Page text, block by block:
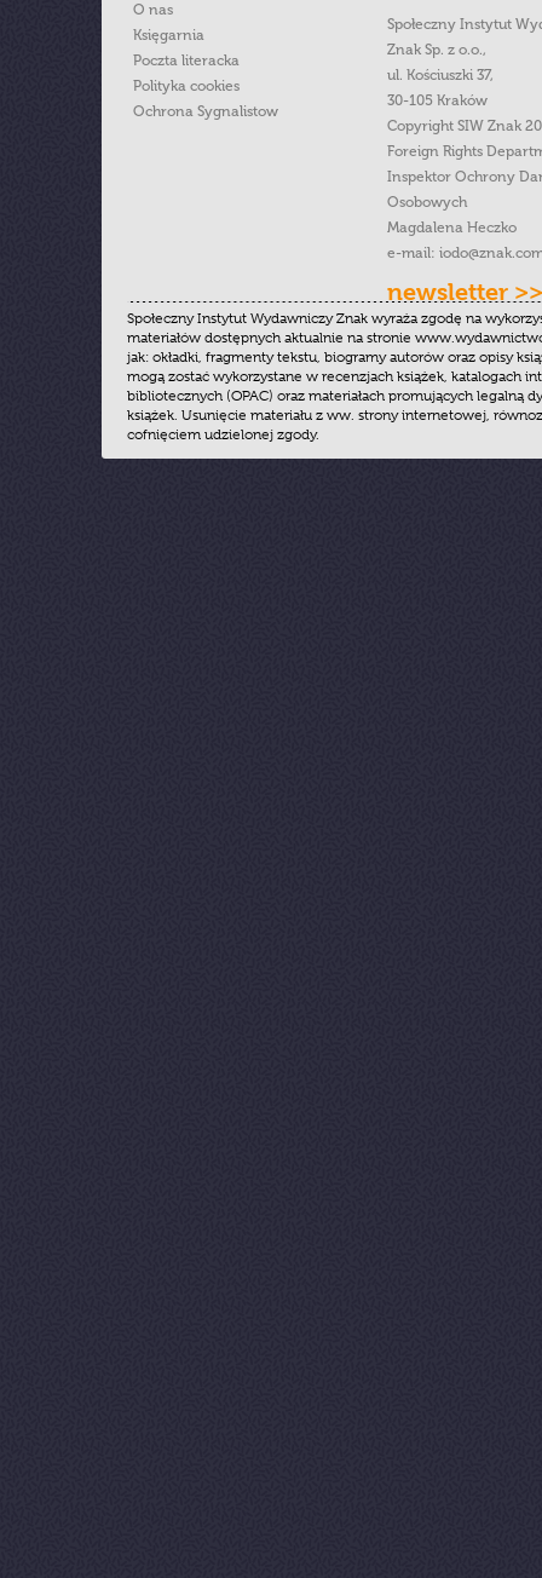
O nas
Księgarnia
Poczta literacka
Polityka cookies
Ochrona Sygnalistow
Społeczny Instytut
Znak Sp. z o.o.,
ul. Kościuszki 37,
30-105 Kraków
Copyright SIW Znak
Foreign Rights
Inspektor Ochrony
Osobowych
Magdalena Heczko
e-mail:
newsletter >>
Społeczny Instytut Wydawniczy Znak wyraża zgodę na
materiałów dostępnych aktualnie na stronie
jak: okładki, fragmenty tekstu, biogramy autorów oraz opisy
mogą zostać wykorzystane w recenzjach książek, katalogach
bibliotecznych (OPAC) oraz materiałach promujących legalną
książek. Usunięcie materiału z ww. strony internetowej,
cofnięciem udzielonej zgody.